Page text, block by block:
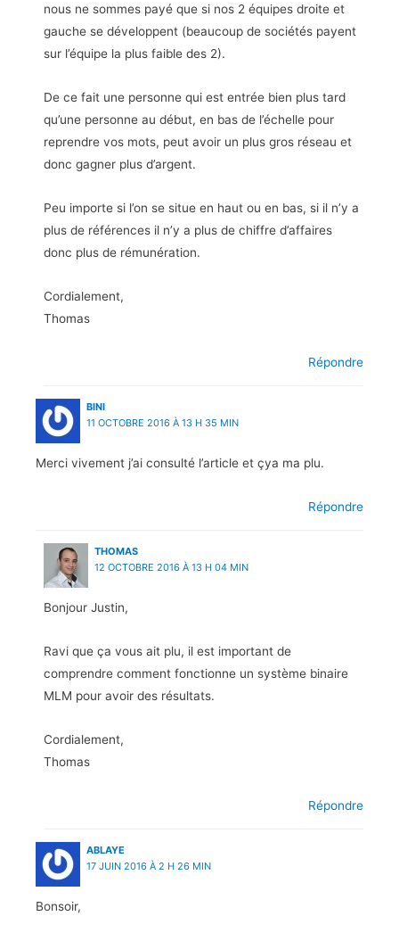
nous ne sommes payé que si nos 2 équipes droite et
gauche se développent (beaucoup de sociétés payent
sur l’équipe la plus faible des 2).
De ce fait une personne qui est entrée bien plus tard
qu’une personne au début, en bas de l’échelle pour
reprendre vos mots, peut avoir un plus gros réseau et
donc gagner plus d’argent.
Peu importe si l’on se situe en haut ou en bas, si il n’y a
plus de références il n’y a plus de chiffre d’affaires
donc plus de rémunération.
Cordialement,
Thomas
Répondre
BINI
11 OCTOBRE 2016 À 13 H 35 MIN
Merci vivement j’ai consulté l’article et çya ma plu.
Répondre
THOMAS
12 OCTOBRE 2016 À 13 H 04 MIN
Bonjour Justin,
Ravi que ça vous ait plu, il est important de
comprendre comment fonctionne un système binaire
MLM pour avoir des résultats.
Cordialement,
Thomas
Répondre
ABLAYE
17 JUIN 2016 À 2 H 26 MIN
Bonsoir,